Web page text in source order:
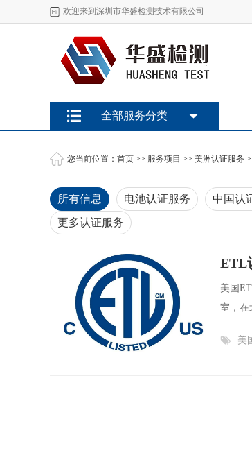
欢迎来到深圳市华盛检测技术有限公司
全部服务分类
您当前位置： 首页 >> 服务项目 >> 美洲认证服务
所有信息 电池认证服务 中国认
更多认证服务
ETL
美国
室，在
美